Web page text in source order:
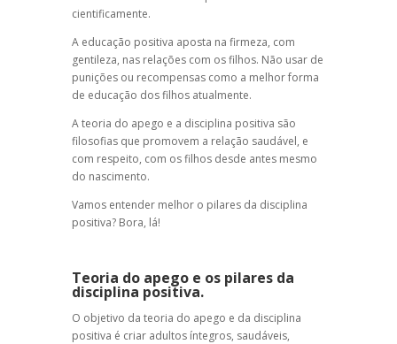
cientificamente.
A educação positiva aposta na firmeza, com
gentileza, nas relações com os filhos. Não usar de
punições ou recompensas como a melhor forma
de educação dos filhos atualmente.
Ateoria do apego e a disciplina positiva são
filosofias que promovem a relação saudável, e
com respeito, com os filhos desde antes mesmo
do nascimento.
Vamos entender melhor o pilares da disciplina
positiva? Bora, lá!
Teoria do apego e os pilares da
disciplina positiva.
O objetivo da teoria do apego e da disciplina
positiva é criar adultos íntegros, saudáveis,